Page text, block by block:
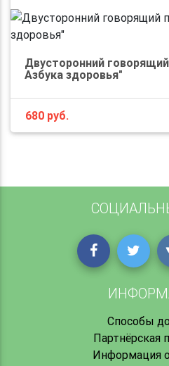
Двусторонний
Азбука здоровья"
680 руб.
Способы
Партнёрская
Информация